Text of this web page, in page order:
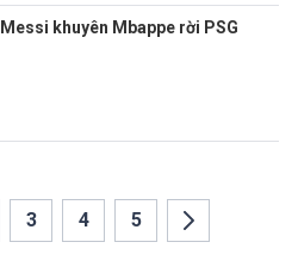
Messi khuyên Mbappe rời PSG
3 4 5